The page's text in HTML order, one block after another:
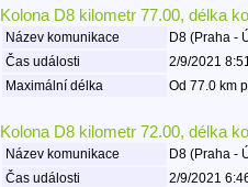
Kolona D8 kilometr 77.00, délka
Název komunikace
D8 (Praha -
Čas události
2/9/2021
Maximální délka
Od 77.0 km
Kolona D8 kilometr 72.00, délka
Název komunikace
D8 (Praha -
Čas události
2/9/2021